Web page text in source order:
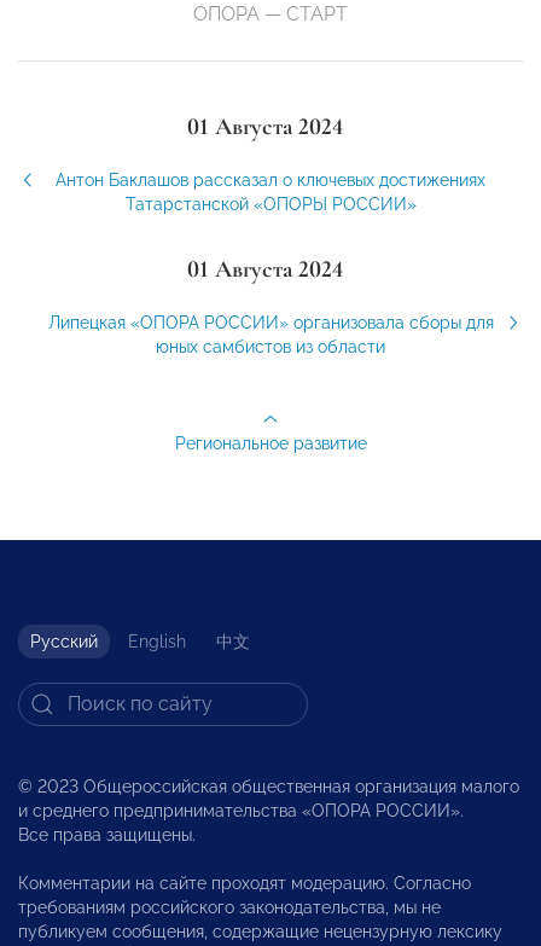
ОПОРА — СТАРТ
01 Августа 2024
Антон Баклашов рассказал о ключевых достижениях
Татарстанской «ОПОРЫ РОССИИ»
01 Августа 2024
Липецкая «ОПОРА РОССИИ» организовала сборы для
юных самбистов из области
Региональное развитие
Русский English 中文
© 2023 Общероссийская общественная организация малого
и среднего предпринимательства «ОПОРА РОССИИ».
Все права защищены.
Комментарии на сайте проходят модерацию. Согласно
требованиям российского законодательства, мы не
публикуем сообщения, содержащие нецензурную лексику